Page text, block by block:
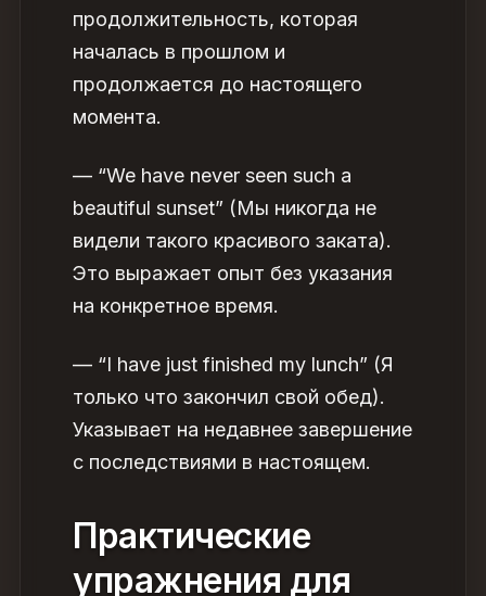
продолжительность, которая
началась в прошлом и
продолжается до настоящего
момента.
— “We have never seen such a
beautiful sunset” (Мы никогда не
видели такого красивого заката).
Это выражает опыт без указания
на конкретное время.
— “I have just finished my lunch” (Я
только что закончил свой обед).
Указывает на недавнее завершение
с последствиями в настоящем.
Практические
упражнения для